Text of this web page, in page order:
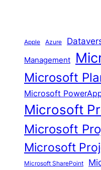
Apple Azure
Management
Microsoft
Microsoft
Microsoft
Microsoft
Microsoft
Microsoft SharePoint